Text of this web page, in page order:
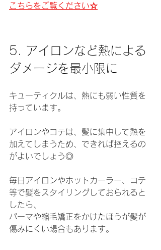
こちらをご覧ください☆
5. アイロンなど熱による
ダメージを最小限に
キューティクルは、熱にも弱い性質を
持っています。
アイロンやコテは、髪に集中して熱を
加えてしまうため、できれば控えるの
がよいでしょう◎
毎日アイロンやホットカーラー、コテ
等で髪をスタイリングしておられると
したら、
パーマや縮毛矯正をかけたほうが髪が
傷みにくい場合もあります。